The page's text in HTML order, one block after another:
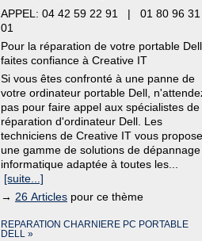
APPEL: 04 42 59 22 91 | 01 80 96 31
01
Pour la réparation de votre portable Dell,
faites confiance à Creative IT
Si vous êtes confronté à une panne de
votre ordinateur portable Dell,
pas pour faire appel aux spécialistes de
réparation d'ordinateur Dell. Les
techniciens de Creative IT vous
une gamme de solutions de dépannage
informatique adaptée à toutes les...
[suite...]
→ 26 Articles pour ce thème
REPARATION CHARNIERE PC PORTABLE
DELL »